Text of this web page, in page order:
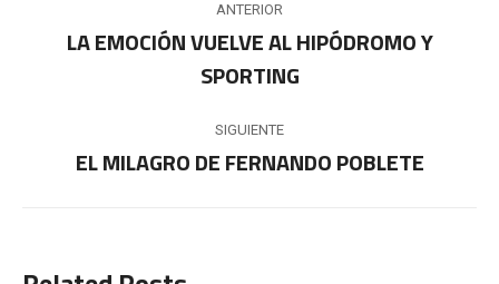
entre
publicaciones
ANTERIOR
anterior:
LA EMOCIÓN VUELVE AL HIPÓDROMO Y
SPORTING
SIGUIENTE
Publicación
EL MILAGRO DE FERNANDO POBLETE